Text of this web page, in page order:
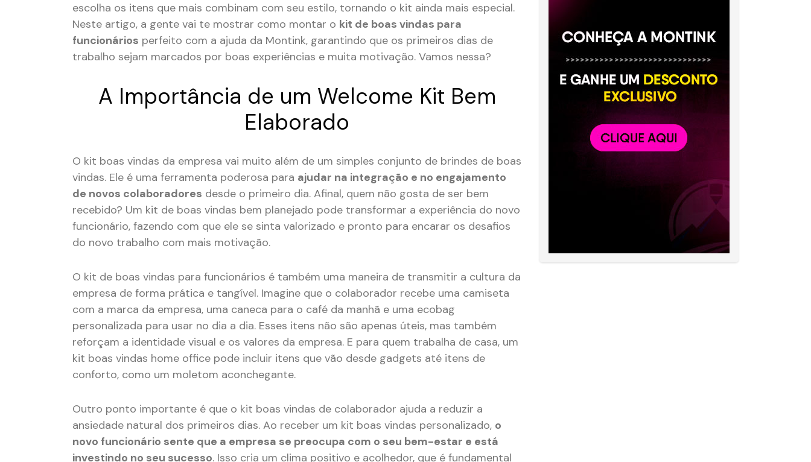
escolha os itens que mais combinam com seu estilo, tornando o kit ainda mais especial.
Neste artigo, a gente vai te mostrar como montar o kit de boas vindas para
funcionários perfeito com a ajuda da Montink, garantindo que os primeiros dias de
trabalho sejam marcados por boas experiências e muita motivação. Vamos nessa?
A Importância de um Welcome Kit Bem
Elaborado
O kit boas vindas da empresa vai muito além de um simples conjunto de brindes de boas
vindas. Ele é uma ferramenta poderosa para ajudar na integração e no engajamento
de novos colaboradores desde o primeiro dia. Afinal, quem não gosta de ser bem
recebido? Um kit de boas vindas bem planejado pode transformar a experiência do novo
funcionário, fazendo com que ele se sinta valorizado e pronto para encarar os desafios
do novo trabalho com mais motivação.
O kit de boas vindas para funcionários é também uma maneira de transmitir a cultura da
empresa de forma prática e tangível. Imagine que o colaborador recebe uma camiseta
com a marca da empresa, uma caneca para o café da manhã e uma ecobag
personalizada para usar no dia a dia. Esses itens não são apenas úteis, mas também
reforçam a identidade visual e os valores da empresa. E para quem trabalha de casa, um
kit boas vindas home office pode incluir itens que vão desde gadgets até itens de
conforto, como um moletom aconchegante.
Outro ponto importante é que o kit boas vindas de colaborador ajuda a reduzir a
ansiedade natural dos primeiros dias. Ao receber um kit boas vindas personalizado, o
novo funcionário sente que a empresa se preocupa com o seu bem-estar e está
investindo no seu sucesso. Isso cria um clima positivo e acolhedor, que é fundamental